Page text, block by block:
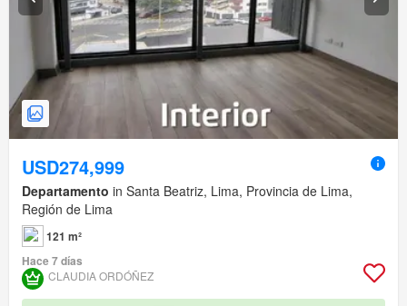
USD274,999
Departamento in Santa Beatriz, Lima, Provincia de Lima,
Región de Lima
121 m²
Hace 7 días
CLAUDIA ORDÓÑEZ